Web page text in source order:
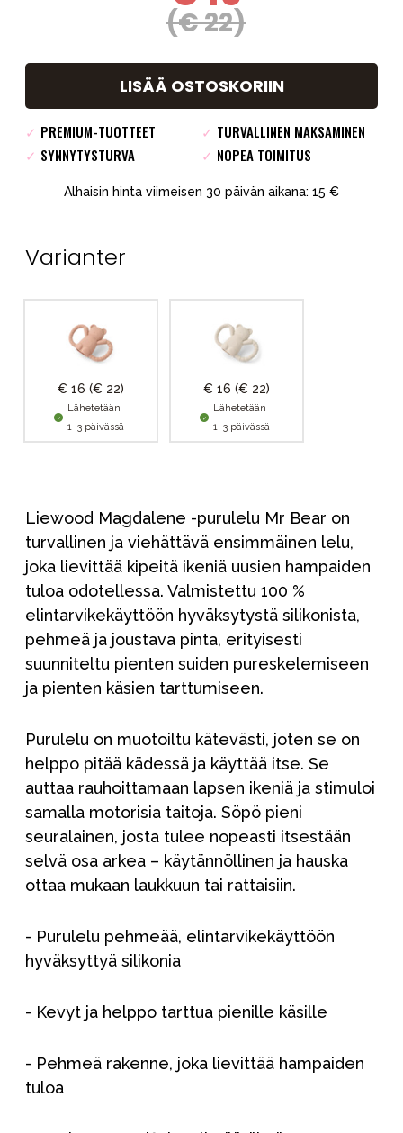
(€ 22)
LISÄÄ OSTOSKORIIN
✓ PREMIUM-TUOTTEET ✓ TURVALLINEN MAKSAMINEN
✓ SYNNYTYSTURVA ✓ NOPEA TOIMITUS
Alhaisin hinta viimeisen 30 päivän aikana: 15 €
Varianter
€ 16 (€ 22)
Lähetetään
1–3 päivässä
€ 16 (€ 22)
Lähetetään
1–3 päivässä
Liewood Magdalene -purulelu Mr Bear on
turvallinen ja viehättävä ensimmäinen lelu,
joka lievittää kipeitä ikeniä uusien hampaiden
tuloa odotellessa. Valmistettu 100 %
elintarvikekäyttöön hyväksytystä silikonista,
pehmeä ja joustava pinta, erityisesti
suunniteltu pienten suiden pureskelemiseen
ja pienten käsien tarttumiseen.
Purulelu on muotoiltu kätevästi, joten se on
helppo pitää kädessä ja käyttää itse. Se
auttaa rauhoittamaan lapsen ikeniä ja stimuloi
samalla motorisia taitoja. Söpö pieni
seuralainen, josta tulee nopeasti itsestään
selvä osa arkea – käytännöllinen ja hauska
ottaa mukaan laukkuun tai rattaisiin.
- Purulelu pehmeää, elintarvikekäyttöön
hyväksyttyä silikonia
- Kevyt ja helppo tarttua pienille käsille
- Pehmeä rakenne, joka lievittää hampaiden
tuloa